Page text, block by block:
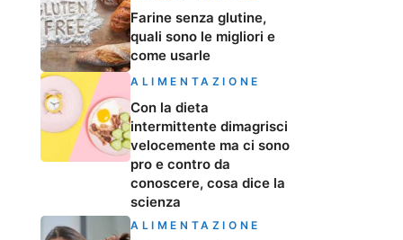
Farine senza glutine,
quali sono le migliori e
come usarle
ALIMENTAZIONE
Con la dieta
intermittente dimagrisci
velocemente ma ci sono
pro e contro da
conoscere, cosa dice la
scienza
ALIMENTAZIONE